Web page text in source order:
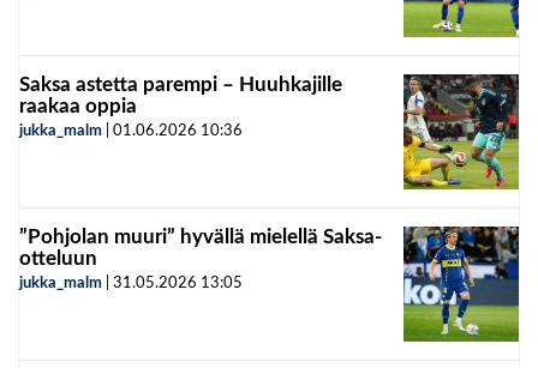
Saksa astetta parempi – Huuhkajille
raakaa oppia
jukka_malm 01.06.2026 10:36
”Pohjolan muuri” hyvällä mielellä Saksa-
otteluun
jukka_malm 31.05.2026 13:05